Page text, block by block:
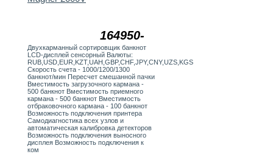
164950-
Двухкарманный сортировщик банкнот
LCD-дисплей сенсорный Валюты:
RUB,USD,EUR,KZT,UAH,GBP,CHF,JPY,CNY,UZS,KGS
Скорость счета - 1000/1200/1300
банкнот/мин Пересчет смешанной пачки
Вместимость загрузочного кармана -
500 банкнот Вместимость приемного
кармана - 500 банкнот Вместимость
отбраковочного кармана - 100 банкнот
Возможность подключения принтера
Самодиагностика всех узлов и
автоматическая калибровка детекторов
Возможность подключения выносного
дисплея Возможность подключения к
ком